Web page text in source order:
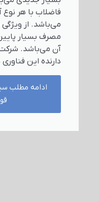
فاضلاب با هر نوع
می‌باشد. از ویژگی
مصرف بسیار پایین
آن می‌باشد. شرکت
دارنده این فناوری در
ادامه مطلب
قوس